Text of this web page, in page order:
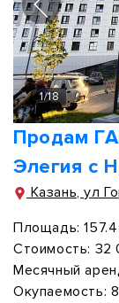
1/18
Продам
Элегия с
Казань, ул
Площадь:
Стоимость: 32
Месячный
Окупаемость: